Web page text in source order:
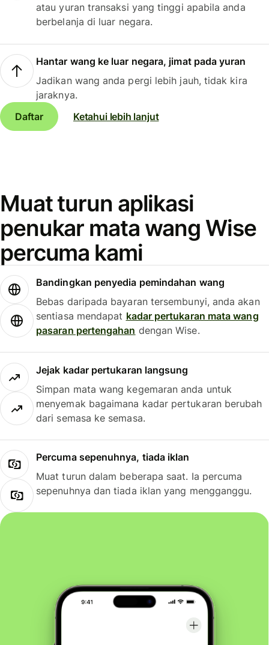
atau yuran transaksi yang tinggi apabila anda
berbelanja di luar negara.
Hantar wang ke luar negara, jimat pada yuran
Jadikan wang anda pergi lebih jauh, tidak kira
jaraknya.
Daftar
Ketahui lebih lanjut
Muat turun aplikasi
penukar mata wang Wise
percuma kami
Bandingkan penyedia pemindahan wang
Bebas daripada bayaran tersembunyi, anda akan
sentiasa mendapat kadar pertukaran mata wang
pasaran pertengahan dengan Wise.
Jejak kadar pertukaran langsung
Simpan mata wang kegemaran anda untuk
menyemak bagaimana kadar pertukaran berubah
dari semasa ke semasa.
Percuma sepenuhnya, tiada iklan
Muat turun dalam beberapa saat. Ia percuma
sepenuhnya dan tiada iklan yang mengganggu.